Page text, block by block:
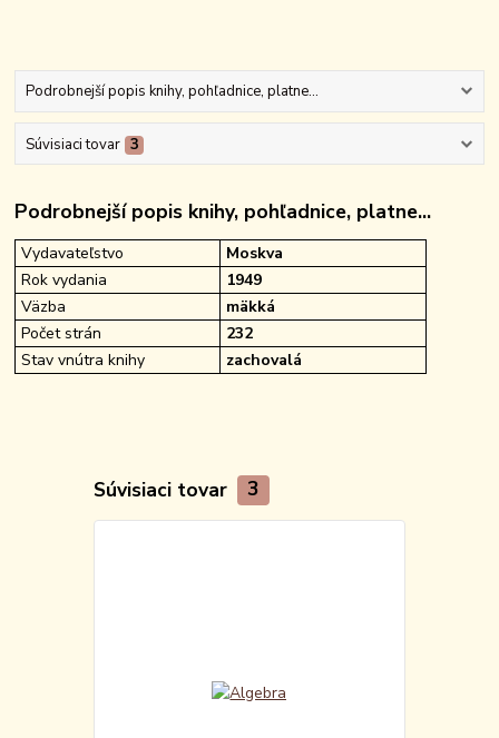
Podrobnejší popis knihy, pohľadnice, platne...
Súvisiaci tovar 3
Podrobnejší popis knihy, pohľadnice, platne...
Vydavateľstvo
Moskva
Rok vydania
1949
Väzba
mäkká
Počet strán
232
Stav vnútra knihy
zachovalá
Súvisiaci tovar 3